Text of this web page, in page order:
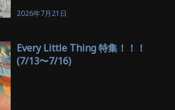
2026年7月21日
Every Little Thing 特集！！！
(7/13〜7/16)